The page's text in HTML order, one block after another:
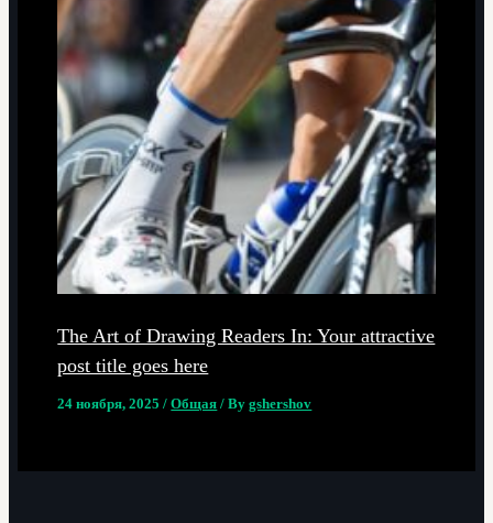
The Art of Drawing Readers In: Your attractive
post title goes here
24 ноября, 2025/Общая / Bygshershov